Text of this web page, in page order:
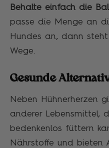
Behalte einfach die
passe die Menge an
Hundes an, dann
Wege.
Gesunde
Neben Hühnerherzen
anderer Lebensmittel,
bedenkenlos füttern
Nährstoffe und bieten